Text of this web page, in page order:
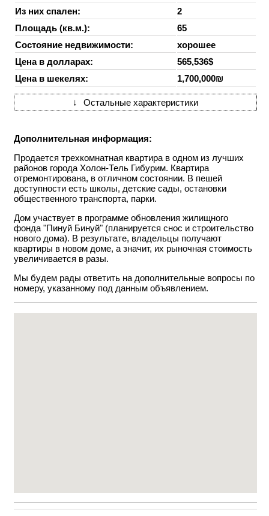
Из них спален:
2
Площадь (кв.м.):
65
Состояние недвижимости:
хорошее
Цена в долларах:
565,536$
Цена в шекелях:
1,700,000₪
↓ Остальные характеристики
Дополнительная информация:
Продается трехкомнатная квартира в одном из лучших
районов города Холон-Тель Гибурим. Квартира
отремонтирована, в отличном состоянии. В пешей
доступности есть школы, детские сады, остановки
общественного транспорта, парки.
Дом участвует в программе обновления жилищного
фонда "Пинуй Бинуй" (планируется снос и строительство
нового дома). В результате, владельцы получают
квартиры в новом доме, а значит, их рыночная стоимость
увеличивается в разы.
Мы будем рады ответить на дополнительные вопросы по
номеру, указанному под данным объявлением.